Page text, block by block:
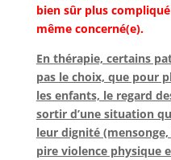
bien sûr plus
même concerné(e).
En thérapie, certains
pas le choix, que pour
les enfants, le regard
sortir d’une situation
leur dignité
pire violence physique